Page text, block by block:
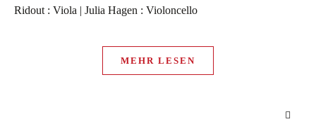
Ridout : Viola | Julia Hagen : Violoncello
MEHR LESEN